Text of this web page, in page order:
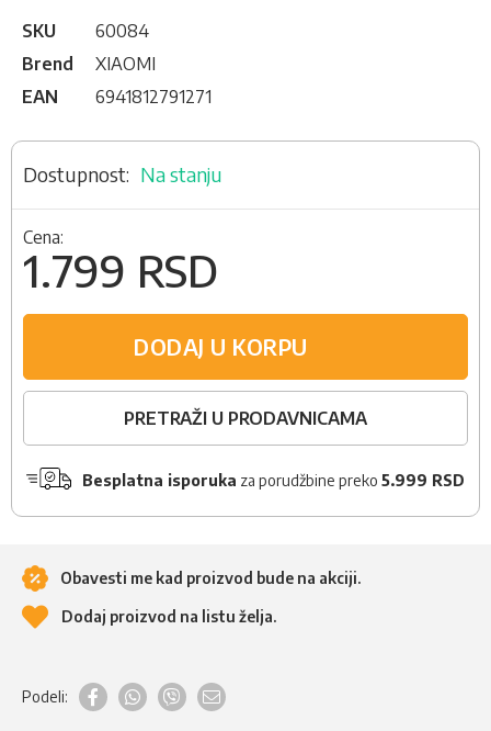
SKU
60084
Brend
XIAOMI
EAN
6941812791271
Na stanju
Cena:
1.799 RSD
DODAJ U KORPU
PRETRAŽI U PRODAVNICAMA
Besplatna isporuka za porudžbine preko 5.999 RSD
Obavesti me kad proizvod bude na akciji.
Dodaj proizvod na listu želja.
Podeli: